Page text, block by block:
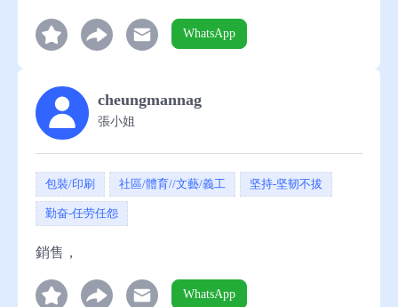
WhatsApp
cheungmannag
張小姐
包裝/印刷 社區/體育//文藝/義工 坚持-坚韧不拔
勤奋-任劳任怨
銷售，
WhatsApp